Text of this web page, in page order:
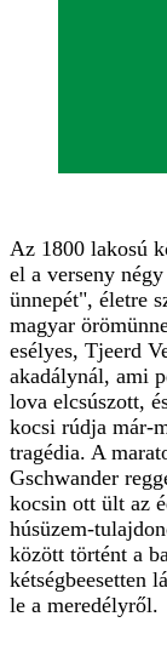
Az 1800 lakosú
el a verseny
ünnepét", életre
magyar
esélyes, Tjeerd
akadálynál, ami
lova elcsúszott,
kocsi rúdja már-
tragédia. A
Gschwander
kocsin ott ült az
húsüzem-
között történt a
kétségbeesetten
le a meredélyről.